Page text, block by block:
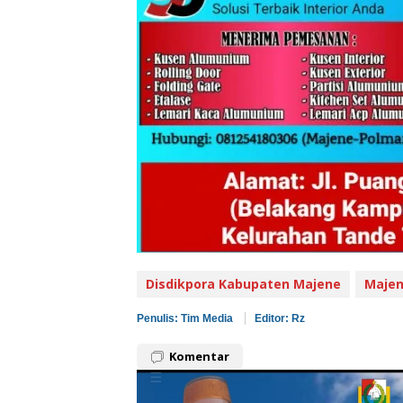
Disdikpora Kabupaten Majene
Penulis: Tim Media Editor: Rz
Komentar